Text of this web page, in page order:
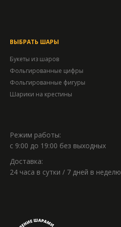
ВЫБРАТЬ ШАРЫ
Букеты из шаров
Фольгированные цифры
Фольгированные фигуры
Шарики на крестины
Режим работы:
с 9:00 до 19:00 без выходных
Доставка:
24 часа в сутки / 7 дней в неделю